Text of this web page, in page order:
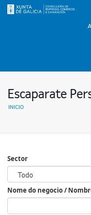
Escaparate
INICIO
Sector
Todo
Sector
Nome do negocio /